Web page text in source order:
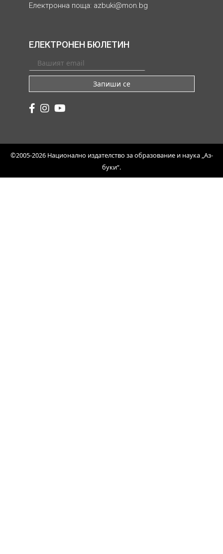
Електронна поща: azbuki@mon.bg
ЕЛЕКТРОНЕН БЮЛЕТИН
Запиши се
©2005-2026 Национално издателство за образование и наука „Аз-
буки“.